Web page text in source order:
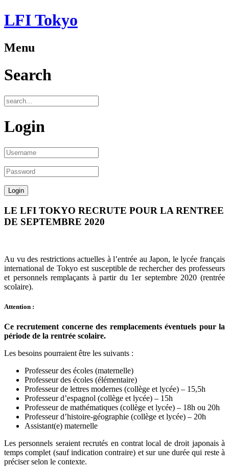
LFI Tokyo
Menu
Search
Login
LE LFI TOKYO RECRUTE POUR LA RENTREE
DE SEPTEMBRE 2020
Au vu des restrictions actuelles à l’entrée au Japon, le lycée français
international de Tokyo est susceptible de rechercher des professeurs
et personnels remplaçants à partir du 1er septembre 2020 (rentrée
scolaire).
Attention :
Ce recrutement concerne des remplacements éventuels pour la
période de la rentrée scolaire.
Les besoins pourraient être les suivants :
Professeur des écoles (maternelle)
Professeur des écoles (élémentaire)
Professeur de lettres modernes (collège et lycée) – 15,5h
Professeur d’espagnol (collège et lycée) – 15h
Professeur de mathématiques (collège et lycée) – 18h ou 20h
Professeur d’histoire-géographie (collège et lycée) – 20h
Assistant(e) maternelle
Les personnels seraient recrutés en contrat local de droit japonais à
temps complet (sauf indication contraire) et sur une durée qui reste à
préciser selon le contexte.